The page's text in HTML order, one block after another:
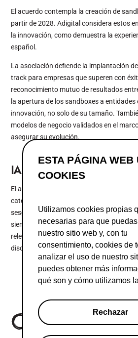
ESTA PÁGINA WEB
COOKIES
Utilizamos cookies propias
necesarias para que
nuestro sitio web y, con tu
consentimiento, cookies de
analizar el uso de nuestro
puedes obtener más
qué son y cómo utilizamos
Rechazar
El acuerdo contempla la creación de
partir de 2028. Adigital considera estos
la innovación, como demuestra la
español.
La asociación defiende la implantación
track para empresas que superen con
reconocimiento mutuo de resultados
la apertura de los sandboxes a entidades
innovación, no solo de su tamaño.
modelos de negocio validados en el
asegurar su evolución.
IA confiable y reducción de
El acuerdo incluye una base legal para el
categorías especiales de datos con el fin
sesgos en sistemas de IA. Desde Adigital
siempre que se acompañe de
relevancia para el desarrollo de una IA
discriminatoria.